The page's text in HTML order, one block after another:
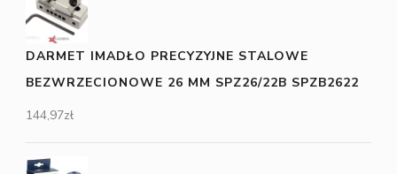
DARMET IMADŁO PRECYZYJNE STALOWE
BEZWRZECIONOWE 26 MM SPZ26/22B SPZB2622
144,97zł